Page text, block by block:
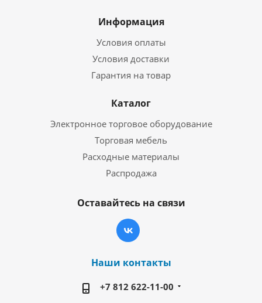
Информация
Условия оплаты
Условия доставки
Гарантия на товар
Каталог
Электронное торговое оборудование
Торговая мебель
Расходные материалы
Распродажа
Оставайтесь на связи
Наши контакты
+7 812 622-11-00